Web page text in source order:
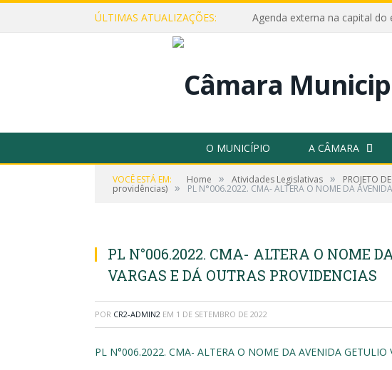
ÚLTIMAS ATUALIZAÇÕES: Agenda externa na capital do
O MUNICÍPIO A CÂMARA
VOCÊ ESTÁ EM: Home » Atividades Legislativas » PROJETO
providências) » PL N°006.2022. CMA- ALTERA O NOME DA
PL N°006.2022. CMA- ALTERA O NOME
VARGAS E DÁ OUTRAS PROVIDENCIAS
POR CR2-ADMIN2 EM 1 DE SETEMBRO DE 2022
PL N°006.2022. CMA- ALTERA O NOME DA AVENIDA GETULIO